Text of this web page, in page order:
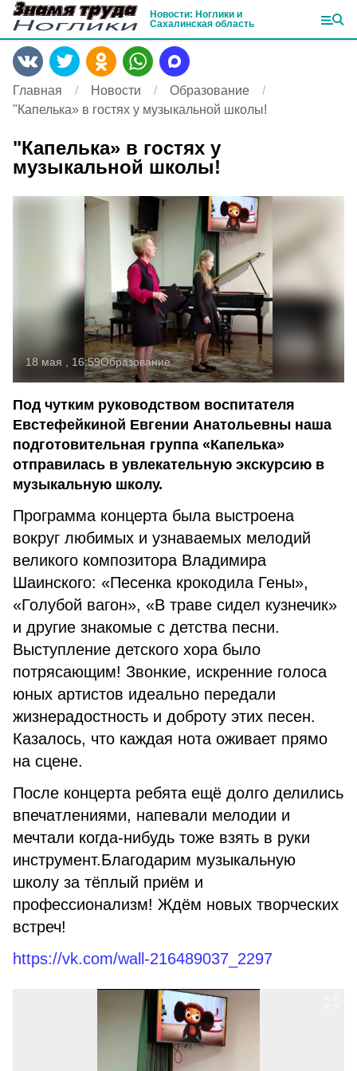
Новости: Ноглики и
Сахалинская область
Главная Новости
Образование
"Капелька» в гостях у музыкальной школы!
"Капелька» в гостях у
музыкальной школы!
18 мая , 16:59Образование
Под чутким руководством воспитателя
Евстефейкиной Евгении Анатольевны наша
подготовительная группа «Капелька»
отправилась в увлекательную экскурсию в
музыкальную школу.
Программа концерта была выстроена
вокруг любимых и узнаваемых мелодий
великого композитора Владимира
Шаинского: «Песенка крокодила Гены»,
«Голубой вагон», «В траве сидел кузнечик»
и другие знакомые с детства песни.
Выступление детского хора было
потрясающим! Звонкие, искренние голоса
юных артистов идеально передали
жизнерадостность и доброту этих песен.
Казалось, что каждая нота оживает прямо
на сцене.
После концерта ребята ещё долго делились
впечатлениями, напевали мелодии и
мечтали когда-нибудь тоже взять в руки
инструмент.Благодарим музыкальную
школу за тёплый приём и
профессионализм! Ждём новых творческих
встреч!
https://vk.com/wall-216489037_2297